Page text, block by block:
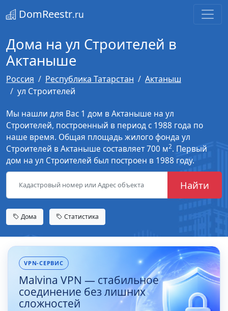
DomReestr.ru
Дома на ул Строителей в
Актаныше
Россия Республика Татарстан
Актаныш
ул Строителей
Мы нашли для Вас 1 дом в Актаныше на ул
Строителей, построенный в период с 1988 года по
наше время. Общая площадь жилого фонда ул
Строителей в Актаныше составляет 700 м2. Первый
дом на ул Строителей был построен в 1988 году.
Найти
Дома Статистика
VPN-СЕРВИС
Malvina VPN — стабильное
соединение без лишних
сложностей